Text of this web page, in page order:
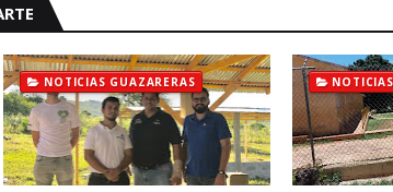
NOTICIAS GUAZARERAS